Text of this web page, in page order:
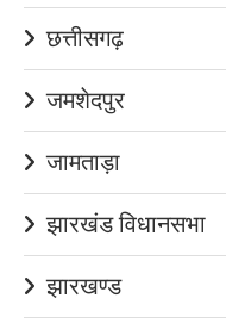
छत्तीसगढ़
जमशेदपुर
जामताड़ा
झारखंड विधानसभा
झारखण्ड